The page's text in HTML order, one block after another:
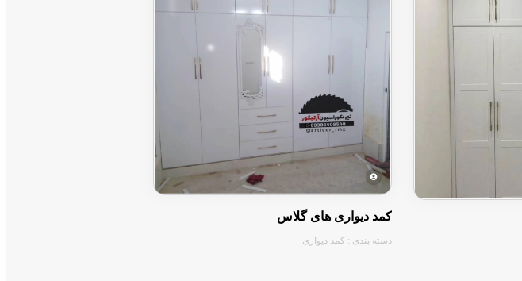
کمد دیواری های گلاس
دسته بندی : کمد دیواری